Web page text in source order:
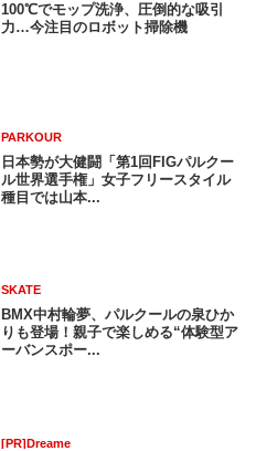
100℃でモップ洗浄、圧倒的な吸引
力…今注目のロボット掃除機
PARKOUR
日本勢が大健闘「第1回FIGパルクー
ル世界選手権」女子フリースタイル
種目では山本...
SKATE
BMX中村輪夢、パルクールの泉ひか
りも登場！親子で楽しめる“体験型ア
ーバンスポー...
[PR]Dreame